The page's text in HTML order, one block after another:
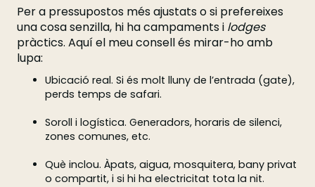
Per a pressupostos més ajustats o si prefereixes
una cosa senzilla, hi ha campaments i lodges
pràctics. Aquí el meu consell és mirar-ho amb
lupa:
Ubicació real. Si és molt lluny de l’entrada (gate),
perds temps de safari.
Soroll i logística. Generadors, horaris de silenci,
zones comunes, etc.
Què inclou. Àpats, aigua, mosquitera, bany privat
o compartit, i si hi ha electricitat tota la nit.